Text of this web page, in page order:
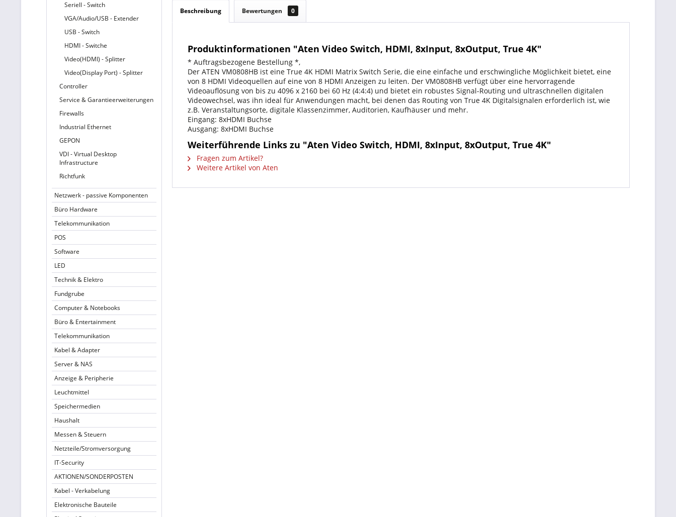
Seriell - Switch
VGA/Audio/USB - Extender
USB - Switch
HDMI - Switche
Video(HDMI) - Splitter
Video(Display Port) - Splitter
Controller
Service & Garantieerweiterungen
Firewalls
Industrial Ethernet
GEPON
VDI - Virtual Desktop
Infrastructure
Richtfunk
Netzwerk - passive Komponenten
Büro Hardware
Telekommunikation
POS
Software
LED
Technik & Elektro
Fundgrube
Computer & Notebooks
Büro & Entertainment
Telekommunikation
Kabel & Adapter
Server & NAS
Anzeige & Peripherie
Leuchtmittel
Speichermedien
Haushalt
Messen & Steuern
Netzteile/Stromversorgung
IT-Security
AKTIONEN/SONDERPOSTEN
Kabel - Verkabelung
Elektronische Bauteile
Beschreibung Bewertungen 0
Produktinformationen "Aten Video Switch, HDMI, 8xInput, 8xOutput, True 4K"
* Auftragsbezogene Bestellung *,
Der ATEN VM0808HB ist eine True 4K HDMI Matrix Switch Serie, die eine einfache und erschwingliche Möglichkeit bietet, eine
von 8 HDMI Videoquellen auf eine von 8 HDMI Anzeigen zu leiten. Der VM0808HB verfügt über eine hervorragende
Videoauflösung von bis zu 4096 x 2160 bei 60 Hz (4:4:4) und bietet ein robustes Signal-Routing und ultraschnellen digitalen
Videowechsel, was ihn ideal für Anwendungen macht, bei denen das Routing von True 4K Digitalsignalen erforderlich ist, wie
z.B. Veranstaltungsorte, digitale Klassenzimmer, Auditorien, Kaufhäuser und mehr.
Eingang: 8xHDMI Buchse
Ausgang: 8xHDMI Buchse
Weiterführende Links zu "Aten Video Switch, HDMI, 8xInput, 8xOutput, True 4K"
Fragen zum Artikel?
Weitere Artikel von Aten